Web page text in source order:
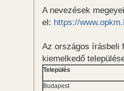
A nevezések
el: https://
Az országos írásbeli
kiemelkedő
Település
Budapest